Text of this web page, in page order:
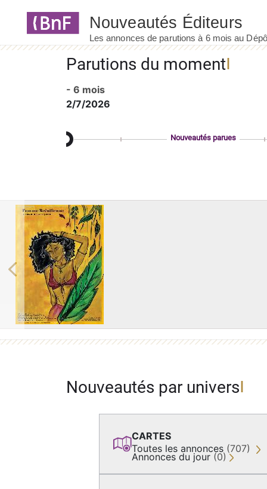
Parutions du moment
- 6 mois
2/7/2026
Nouveautés parues
Previous
Nouveautés par univers
CARTES
Toutes les annonces (707)
Annonces du jour (0)